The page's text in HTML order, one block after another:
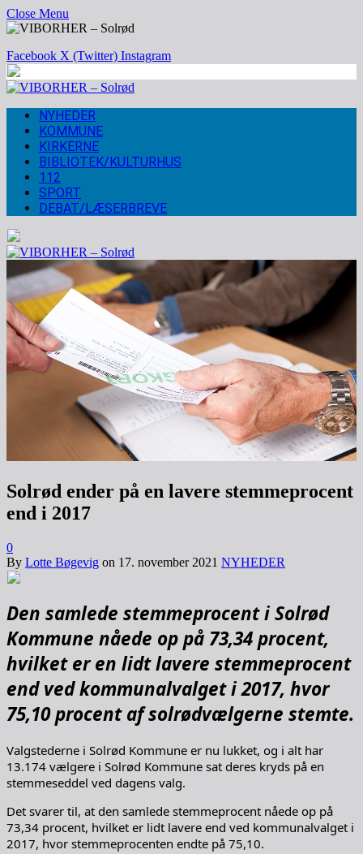
Close Menu
Facebook X (Twitter) Instagram
NYHEDER
KOMMUNE
KIRKERNE
BIBLIOTEK/KULTURHUS
112
SPORT
DEBAT/LÆSERBREVE
Solrød ender på en lavere stemmeprocent
end i 2017
0
By Lotte Bøgevig on 17. november 2021 NYHEDER
Den samlede stemmeprocent i Solrød
Kommune nåede op på 73,34 procent,
hvilket er en lidt lavere stemmeprocent
end ved kommunalvalget i 2017, hvor
75,10 procent af solrødvælgerne stemte.
Valgstederne i Solrød Kommune er nu lukket, og i alt har
13.174 vælgere i Solrød Kommune sat deres kryds på en
stemmeseddel ved dagens valg.
Det svarer til, at den samlede stemmeprocent nåede op på
73,34 procent, hvilket er lidt lavere end ved kommunalvalget i
2017, hvor stemmeprocenten endte på 75,10.